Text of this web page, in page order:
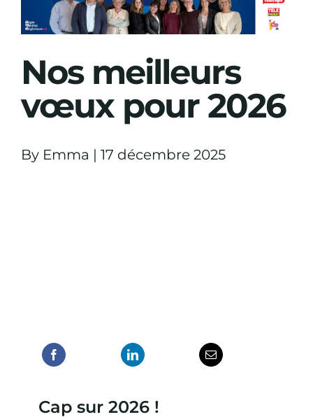
Nos meilleurs
vœux pour 2026
By Emma | 17 décembre 2025
Cap sur 2026 !